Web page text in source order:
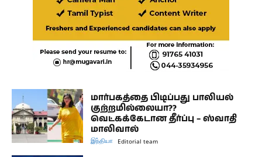
மார்பகத்தை பிடிப்பது பாலியல்
குற்றமில்லையா??
வெட்கக்கேடான தீர்ப்பு – ஸ்வாதி
மாலிவால்
இந்தியா Editorial team